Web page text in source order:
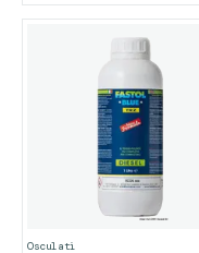
Osculati